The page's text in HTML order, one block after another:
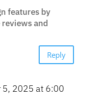
features by
and
Reply
5, 2025 at 6:00